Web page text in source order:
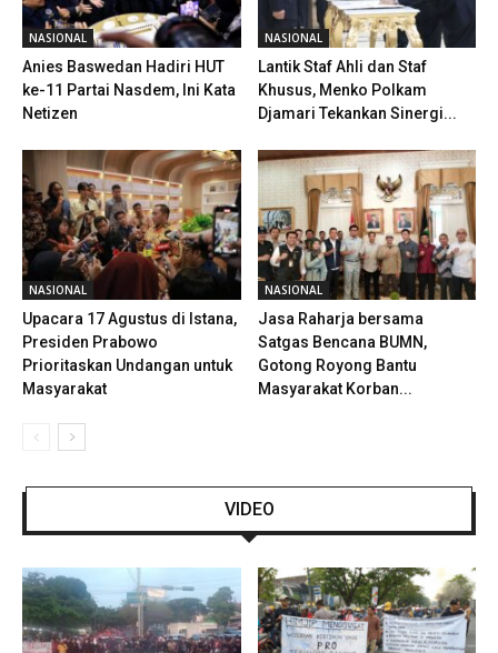
NASIONAL
Anies Baswedan Hadiri HUT
ke-11 Partai Nasdem, Ini Kata
Netizen
NASIONAL
Lantik Staf Ahli dan Staf
Khusus, Menko Polkam
Djamari Tekankan Sinergi...
NASIONAL
Upacara 17 Agustus di Istana,
Presiden Prabowo
Prioritaskan Undangan untuk
Masyarakat
NASIONAL
Jasa Raharja bersama
Satgas Bencana BUMN,
Gotong Royong Bantu
Masyarakat Korban...
VIDEO